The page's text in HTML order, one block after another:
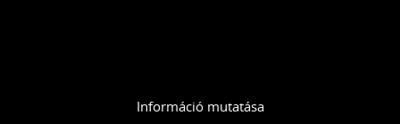
Információ mutatása